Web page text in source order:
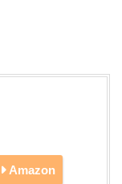
Amazon